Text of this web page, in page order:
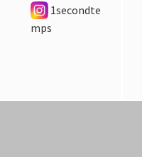
1secondte
mps